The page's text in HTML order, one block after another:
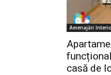
Amenajări
casă de